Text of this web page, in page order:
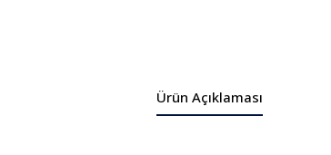
Ürün Açıklaması